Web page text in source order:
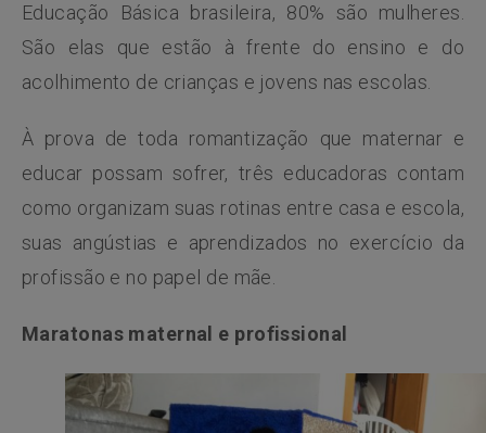
Educação Básica brasileira, 80% são mulheres.
São elas que estão à frente do ensino e do
acolhimento de crianças e jovens nas escolas.
À prova de toda romantização que maternar e
educar possam sofrer, três educadoras contam
como organizam suas rotinas entre casa e escola,
suas angústias e aprendizados no exercício da
profissão e no papel de mãe.
Maratonas maternal e profissional